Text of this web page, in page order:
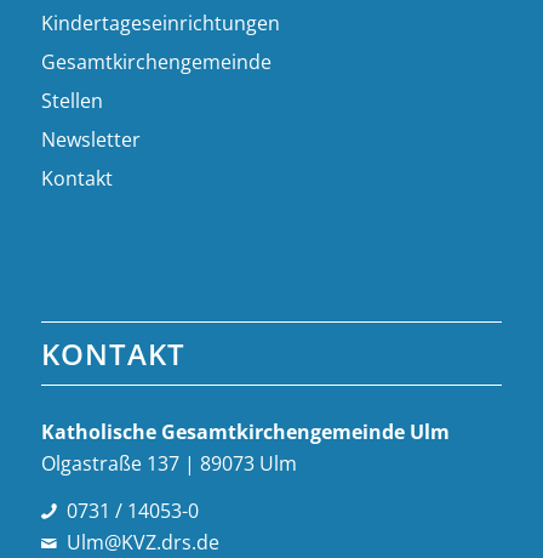
Kindertageseinrichtungen
Gesamtkirchengemeinde
Stellen
Newsletter
Kontakt
KONTAKT
Katholische Gesamt­kirchen­gemeinde Ulm
Olgastraße 137 | 89073 Ulm
0731 / 14053-0
Ulm@KVZ.drs.de